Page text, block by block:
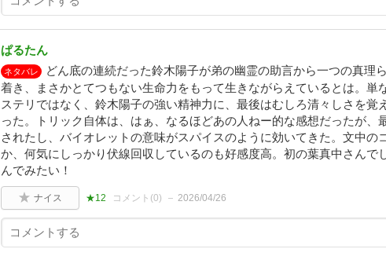
ぱるたん
ネタバレ
どん底の連続だった鈴木陽子が弟の幽霊の助言から一つの真理
着き、まさかとてつもない生命力をもって生きながらえているとは。単
ステリではなく、鈴木陽子の強い精神力に、最後はむしろ清々しさを覚
った。トリック自体は、はぁ、なるほどあの人ねー的な感想だったが、
されたし、バイオレットの意味がスパイスのように効いてきた。文中の
か、何気にしっかり伏線回収しているのも好感度高。初の葉真中さんで
んでみたい！
ナイス ★12 コメント(0) 2026/04/26